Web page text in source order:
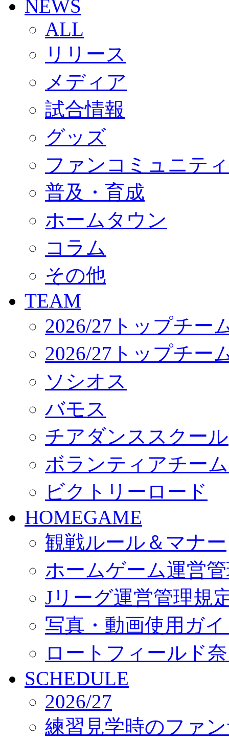
2026/27
練習見学時のファンサービスについて
TICKET
奈良クラブ明治安田J3リーグ2026/27シーズン試
奈良クラブ明治安田Ｊ3リーグ 2026/27シーズン「
観戦ルール＆マナー
2026/27ファンコミュニティ
サポートショップ
GOODS
オフィシャルストア（実店舗）
オンラインストア
ACADEMY
アカデミーについて
コーチ&スタッフ
ジュニア
ジュニアユース
ユース
練習拠点（ナラディーア）
SCHOOL
CLUB
パートナー募集
クラブ理念
サステナビリティ
Web制作支援
応援プロジェクト
NEWS
ALL
リリース
メディア
試合情報
グッズ
ファンコミュニティ
普及・育成
ホームタウン
コラム
その他
TEAM
2026/27トップチー
2026/27トップチー
ソシオス
バモス
チアダンススクール
ボランティアチー
ビクトリーロード
HOMEGAME
観戦ルール＆マナー
ホームゲーム運営
Jリーグ運営管理規
写真・動画使用ガ
ロートフィールド
SCHEDULE
2026/27
練習見学時のファ